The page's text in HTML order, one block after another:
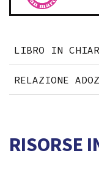
LIBRO IN
RELAZIONE
RISORSE